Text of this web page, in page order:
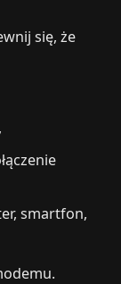
się, że
smartfon,